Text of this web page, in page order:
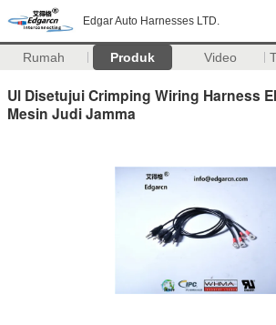
Edgar Auto Harnesses LTD.
Rumah Produk Video
Ul Disetujui Crimping Wiring Harness
Mesin Judi Jamma